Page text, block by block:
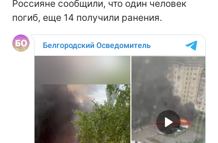
Россияне сообщили, что один человек
погиб, еще 14 получили ранения.